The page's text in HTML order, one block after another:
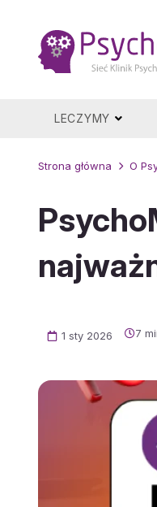
LECZYMY
Strona główna O
1 sty 2026 7